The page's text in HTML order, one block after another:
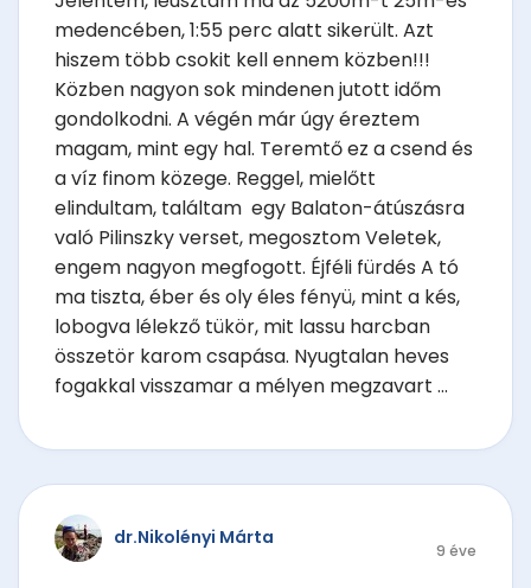
medencében, 1:55 perc alatt sikerült. Azt
hiszem több csokit kell ennem közben!!!
Közben nagyon sok mindenen jutott időm
gondolkodni. A végén már úgy éreztem
magam, mint egy hal. Teremtő ez a csend és
a víz finom közege. Reggel, mielőtt
elindultam, találtam egy Balaton-átúszásra
való Pilinszky verset, megosztom Veletek,
engem nagyon megfogott. Éjféli fürdés A tó
ma tiszta, éber és oly éles fényü, mint a kés,
lobogva lélekző tükör, mit lassu harcban
összetör karom csapása. Nyugtalan heves
fogakkal visszamar a mélyen megzavart ...
dr.Nikolényi Márta
9 éve